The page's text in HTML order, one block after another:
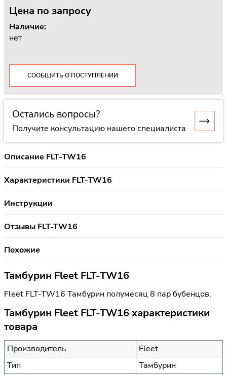
Цена по запросу
Наличие:
нет
СООБЩИТЬ О ПОСТУПЛЕНИИ
Остались вопросы?
Получите консультацию нашего специалиста
Описание FLT-TW16
Характеристики FLT-TW16
Инструкции
Отзывы FLT-TW16
Похожие
Тамбурин Fleet FLT-TW16
Fleet FLT-TW16 Тамбурин полумесяц 8 пар бубенцов.
Тамбурин Fleet FLT-TW16 характеристики
товара
Производитель
Fleet
Тип
Тамбурин